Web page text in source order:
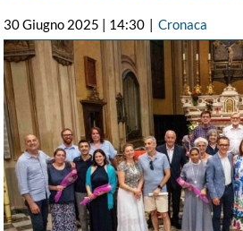
30 Giugno 2025 | 14:30 | Cronaca
Ingrandisci
immagine